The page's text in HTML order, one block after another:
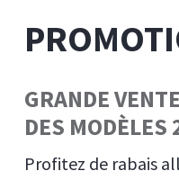
GRANDE
DES
Profitez de rabais